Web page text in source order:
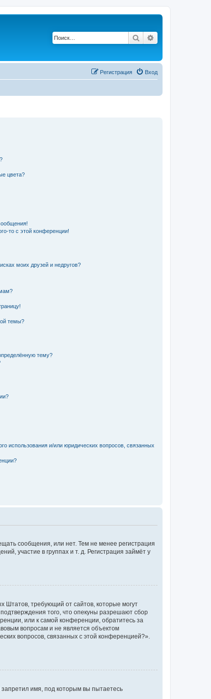
Поиск
Вход
Регистрация
цвета?
то с этой конференции!
моих друзей и недругов?
темы?
тему?
использования и/или юридических вопросов, связанных
сообщения, или нет. Тем не менее регистрация
участие в группах и т. д. Регистрация займёт у
Штатов, требующий от сайтов, которые могут
того, что опекуны разрешают сбор
или к самой конференции, обратитесь за
вопросам и не является объектом
вопросов, связанных с этой конференцией?».
имя, под которым вы пытаетесь